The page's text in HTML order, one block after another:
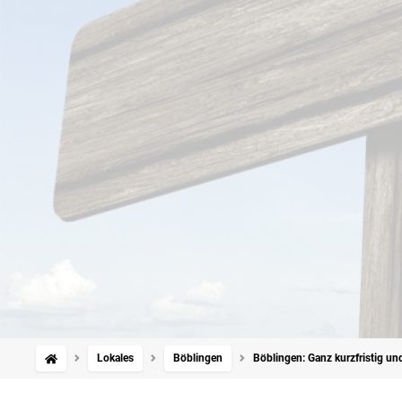
Lokales Böblingen Böblingen: Ganz kurzfristig